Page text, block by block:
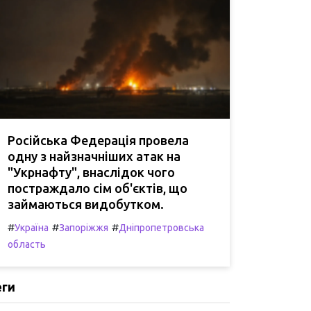
Російська Федерація провела
одну з найзначніших атак на
"Укрнафту", внаслідок чого
постраждало сім об'єктів, що
займаються видобутком.
#Україна #Запоріжжя #Дніпропетровська
область